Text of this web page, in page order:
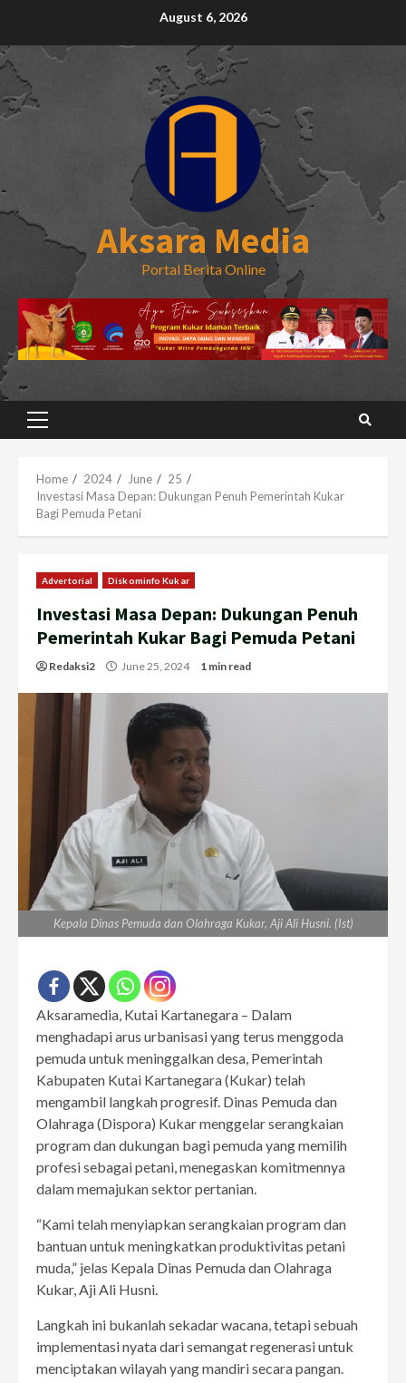
content
August 6, 2026
Aksara Media
Portal Berita Online
Primary
Home 2024 June
25
Investasi Masa Depan: Dukungan Penuh Pemerintah Kukar
Bagi Pemuda Petani
Advertorial Diskominfo Kukar
Investasi Masa Depan: Dukungan Penuh
Pemerintah Kukar Bagi Pemuda Petani
Redaksi2 June 25, 2024 1 min read
Kepala Dinas Pemuda dan Olahraga Kukar, Aji Ali Husni. (Ist)
Aksaramedia, Kutai Kartanegara – Dalam
menghadapi arus urbanisasi yang terus menggoda
pemuda untuk meninggalkan desa, Pemerintah
Kabupaten Kutai Kartanegara (Kukar) telah
mengambil langkah progresif. Dinas Pemuda dan
Olahraga (Dispora) Kukar menggelar serangkaian
program dan dukungan bagi pemuda yang memilih
profesi sebagai petani, menegaskan komitmennya
dalam memajukan sektor pertanian.
“Kami telah menyiapkan serangkaian program dan
bantuan untuk meningkatkan produktivitas petani
muda,” jelas Kepala Dinas Pemuda dan Olahraga
Kukar, Aji Ali Husni.
Langkah ini bukanlah sekadar wacana, tetapi sebuah
implementasi nyata dari semangat regenerasi untuk
menciptakan wilayah yang mandiri secara pangan.